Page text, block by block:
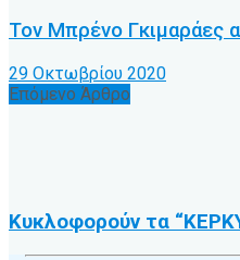
Τον Μπρένο Γκιμαράες
29 Οκτωβρίου 2020
Επόμενο Άρθρο
Κυκλοφορούν τα